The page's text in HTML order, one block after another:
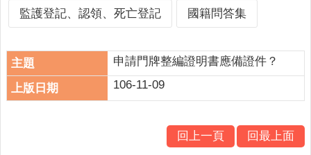
公
開
訊
主
題
監護登記、認領、死亡登記 國籍問答集
申請門牌整編證明書應備證件？
106-11-09
回上一頁 回最上面